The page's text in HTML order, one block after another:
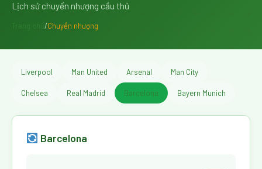
Lịch sử chuyển nhượng cầu thủ
/Chuyển nhượng
Liverpool Man United Arsenal Man City
Chelsea Real Madrid Barcelona Bayern Munich
Barcelona